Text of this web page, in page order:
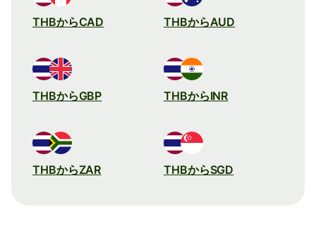
THBからCAD THBからAUD
THBからGBP THBからINR
THBからZAR THBからSGD